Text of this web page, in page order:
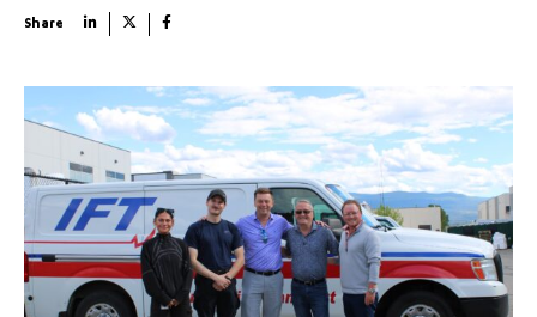
Share